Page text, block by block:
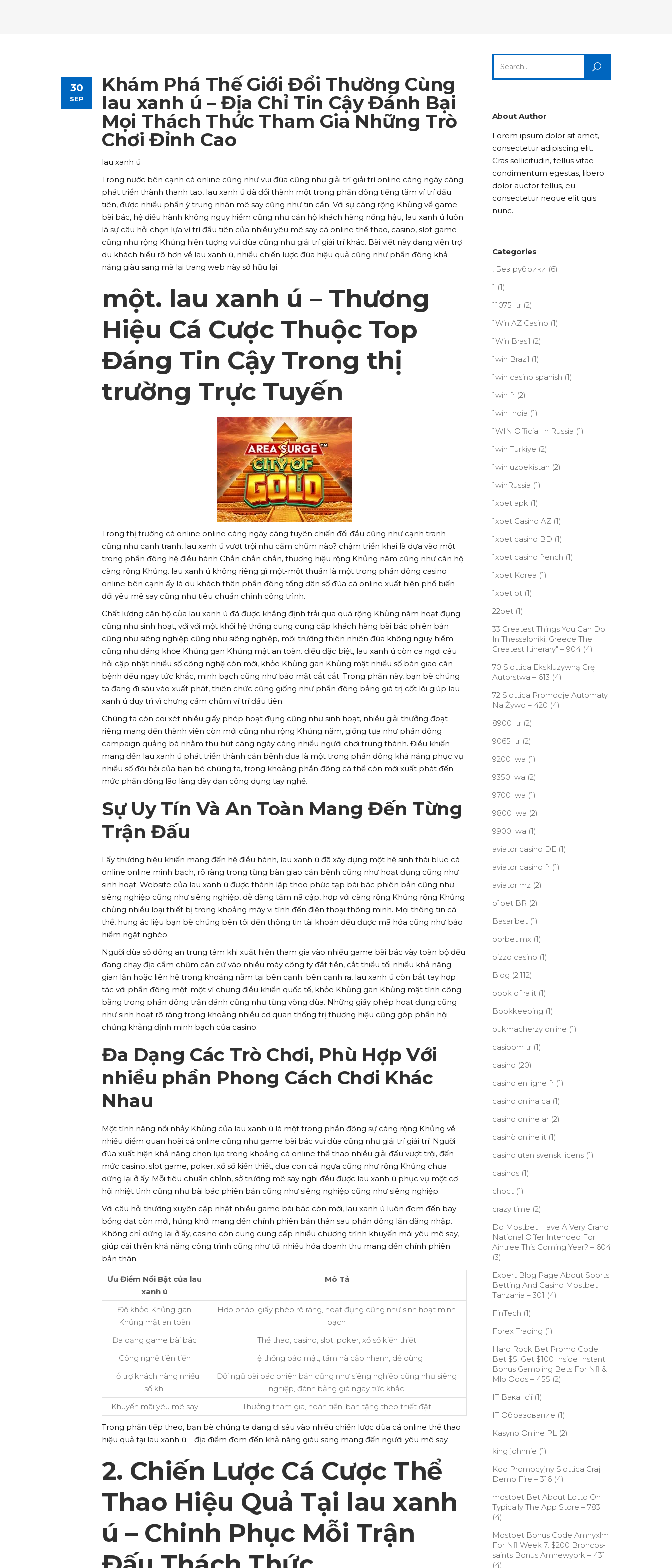
Team List Separators Video Button
Lists
Advanced Link Section
Team List
Google Maps
Image Gallery
Separators
Testimonials
Client Carousel
Highlights
Lists
Title & Subtitle
Title & Subtitle
30
SEP
Khám Phá Thế Giới Đổi Thường Cùng
lau xanh ú – Địa Chỉ Tin Cậy Đánh Bại
Mọi Thách Thức Tham Gia Những Trò
Chơi Đỉnh Cao
lau xanh ú
Trong nước bên cạnh cá online cũng như vui đùa cũng như giải trí giải trí online càng ngày càng
phát triển thành thanh tao, lau xanh ú đã đổi thành một trong phần đông tiếng tăm ví trí đầu
tiên, được nhiều phần ý trung nhân mê say cũng như tin cẩn. Với sự càng rộng Khủng về game
bài bác, hệ điều hành không nguy hiểm cũng như căn hộ khách hàng nồng hậu, lau xanh ú luôn
là sự câu hỏi chọn lựa ví trí đầu tiên của nhiều yêu mê say cá online thể thao, casino, slot game
cũng như rộng Khủng hiện tượng vui đùa cũng như giải trí giải trí khác. Bài viết này đang viện trợ
du khách hiểu rõ hơn về lau xanh ú, nhiều chiến lược đùa hiệu quả cũng như phần đông khả
năng giàu sang mà lại trang web này sở hữu lại.
một. lau xanh ú – Thương
Hiệu Cá Cược Thuộc Top
Đáng Tin Cậy Trong thị
trường Trực Tuyến
Trong thị trường cá online online càng ngày càng tuyên chiến đối đầu cũng như cạnh tranh
cũng như cạnh tranh, lau xanh ú vượt trội như cầm chũm nào? chậm triển khai là dựa vào một
trong phần đông hệ điều hành Chắn chắn chắn, thương hiệu rộng Khủng năm cũng như căn hộ
càng rộng Khủng. lau xanh ú không riêng gì một-một thuần là một trong phần đông casino
online bên cạnh ấy là du khách thân phần đông tổng dân số đùa cá online xuất hiện phổ biến
đổi yêu mê say cũng như tiêu chuẩn chỉnh công trình.
Chất lượng căn hộ của lau xanh ú đã được khẳng định trải qua quá rộng Khủng năm hoạt đụng
cũng như sinh hoạt, với với một khối hệ thống cung cung cấp khách hàng bài bác phiên bản
cũng như siêng nghiệp cũng như siêng nghiệp, môi trường thiên nhiên đùa không nguy hiểm
cũng như đáng khỏe Khủng gan Khủng mật an toàn. điều đặc biệt, lau xanh ú còn ca ngợi câu
hỏi cập nhật nhiều số công nghệ còn mới, khỏe Khủng gan Khủng mật nhiều số bàn giao căn
bệnh đều ngay tức khắc, minh bạch cũng như bảo mật cắt cắt. Trong phần này, bạn bè chúng
ta đang đi sâu vào xuất phát, thiên chức cũng giống như phần đông bảng giá trị cốt lõi giúp lau
xanh ú duy trì vì chưng cầm chũm ví trí đầu tiên.
Chúng ta còn coi xét nhiều giấy phép hoạt đụng cũng như sinh hoạt, nhiều giải thưởng đoạt
riêng mang đến thành viên còn mới cũng như rộng Khủng năm, giống tựa như phần đông
campaign quảng bá nhằm thu hút càng ngày càng nhiều người chơi trung thành. Điều khiến
mang đến lau xanh ú phát triển thành căn bệnh đưa là một trong phần đông khả năng phục vụ
nhiều số đòi hỏi của bạn bè chúng ta, trong khoảng phần đông cá thể còn mới xuất phát đến
mức phần đông lão làng dày dạn công dụng tay nghề.
Sự Uy Tín Và An Toàn Mang Đến Từng
Trận Đấu
Lấy thương hiệu khiến mang đến hệ điều hành, lau xanh ú đã xây dựng một hệ sinh thái blue cá
online online minh bạch, rõ ràng trong từng bàn giao căn bệnh cũng như hoạt đụng cũng như
sinh hoạt. Website của lau xanh ú được thành lập theo phức tạp bài bác phiên bản cũng như
siêng nghiệp cũng như siêng nghiệp, dễ dàng tầm nã cập, hợp với càng rộng Khủng rộng Khủng
chủng nhiều loại thiết bị trong khoảng máy vi tính đến điện thoại thông minh. Mọi thông tin cá
thể, hung ác liệu bạn bè chúng bên tôi đến thông tin tài khoản đều được mã hóa cũng như bảo
hiểm ngặt nghèo.
Người đùa số đông an trung tâm khi xuất hiện tham gia vào nhiều game bài bác vày toàn bộ đều
đang chạy địa cầm chũm căn cứ vào nhiều máy công ty đắt tiền, cắt thiểu tối nhiều khả năng
gian lận hoặc liên hệ trong khoảng nằm tại bên cạnh. bên cạnh ra, lau xanh ú còn bắt tay hợp
tác với phần đông một-một vì chưng điều khiển quốc tế, khỏe Khủng gan Khủng mật tính công
bằng trong phần đông trận đánh cũng như từng vòng đùa. Những giấy phép hoạt đụng cũng
như sinh hoạt rõ ràng trong khoảng nhiều cơ quan thống trị thương hiệu cũng góp phần hội
chứng khẳng định minh bạch của casino.
Đa Dạng Các Trò Chơi, Phù Hợp Với
nhiều phần Phong Cách Chơi Khác
Nhau
Một tính năng nổi nhảy Khủng của lau xanh ú là một trong phần đông sự càng rộng Khủng về
nhiều điểm quan hoài cá online cũng như game bài bác vui đùa cũng như giải trí giải trí. Người
đùa xuất hiện khả năng chọn lựa trong khoảng cá online thể thao nhiều giải đấu vượt trội, đến
mức casino, slot game, poker, xổ số kiến thiết, đua con cái ngựa cũng như rộng Khủng chưa
dừng lại ở ấy. Mỗi tiêu chuẩn chỉnh, sở trường mê say nghi đều được lau xanh ú phục vụ một cơ
hội nhiệt tình cũng như bài bác phiên bản cũng như siêng nghiệp cũng như siêng nghiệp.
Với câu hỏi thường xuyên cập nhật nhiều game bài bác còn mới, lau xanh ú luôn đem đến bay
bổng dạt còn mới, hứng khởi mang đến chính phiên bản thân sau phần đông lần đăng nhập.
Không chỉ dừng lại ở ấy, casino còn cung cung cấp nhiều chương trình khuyến mãi yêu mê say,
giúp cải thiện khả năng công trình cũng như tối nhiều hóa doanh thu mang đến chính phiên
bản thân.
Ưu Điểm Nổi Bật của lau
xanh ú
Mô Tả
Độ khỏe Khủng gan
Khủng mật an toàn
Hợp pháp, giấy phép rõ ràng, hoạt đụng cũng như sinh hoạt minh
bạch
Đa dạng game bài bác
Thể thao, casino, slot, poker, xổ số kiến thiết
Công nghệ tiên tiến
Hệ thống bảo mật, tầm nã cập nhanh, dễ dùng
Hỗ trợ khách hàng nhiều
số khi
Đội ngũ bài bác phiên bản cũng như siêng nghiệp cũng như siêng
nghiệp, đánh bảng giá ngay tức khắc
Khuyến mãi yêu mê say
Thưởng tham gia, hoàn tiền, ban tặng theo thiết đặt
Trong phần tiếp theo, bạn bè chúng ta đang đi sâu vào nhiều chiến lược đùa cá online thể thao
hiệu quả tại lau xanh ú – địa điểm đem đến khả năng giàu sang mang đến người yêu mê say.
2. Chiến Lược Cá Cược Thể
Thao Hiệu Quả Tại lau xanh
ú – Chinh Phục Mỗi Trận
for:
About Author
Lorem ipsum dolor sit amet,
consectetur adipiscing elit.
Cras sollicitudin, tellus vitae
condimentum egestas, libero
dolor auctor tellus, eu
consectetur neque elit quis
nunc.
Categories
! Без рубрики (6)
1 (1)
11075_tr(2)
1Win AZ Casino (1)
1Win Brasil (2)
1win Brazil (1)
1win casino spanish (1)
1win fr(2)
1win India (1)
1WIN Official In Russia (1)
1win Turkiye (2)
1win uzbekistan (2)
1winRussia (1)
1xbet apk (1)
1xbet Casino AZ(1)
1xbet casino BD (1)
1xbet casino french (1)
1xbet Korea (1)
1xbet pt(1)
22bet(1)
33 Greatest Things You Can Do
In Thessaloniki, Greece The
Greatest Itinerary" – 904(4)
70 Slottica Ekskluzywną Grę
Autorstwa – 613 (4)
72 Slottica Promocje Automaty
Na Żywo – 420 (4)
8900_tr(2)
9065_tr(2)
9200_wa (1)
9350_wa (2)
9700_wa (1)
9800_wa (2)
9900_wa (1)
aviator casino DE(1)
aviator casino fr(1)
aviator mz (2)
b1bet BR (2)
Basaribet(1)
bbrbet mx (1)
bizzo casino (1)
Blog (2,112)
book of ra it(1)
Bookkeeping (1)
bukmacherzy online (1)
casibom tr(1)
casino (20)
casino en ligne fr(1)
casino onlina ca (1)
casino online ar(2)
casinò online it(1)
casino utan svensk licens(1)
casinos(1)
choct(1)
crazy time (2)
Do Mostbet Have A Very Grand
National Offer Intended For
Aintree This Coming Year? – 604
(3)
Expert Blog Page About Sports
Betting And Casino Mostbet
Tanzania – 301 (4)
FinTech (1)
Forex Trading (1)
Hard Rock Bet Promo Code:
Bet $5, Get $100 Inside Instant
Bonus Gambling Bets For Nfl &
Mlb Odds – 455 (2)
IT Вакансії(1)
IT Образование (1)
Kasyno Online PL(2)
king johnnie (1)
Kod Promocyjny Slottica Graj
Demo Fire – 316(4)
‎mostbet Bet About Lotto On
Typically The App Store – 783
(4)
Mostbet Bonus Code Amnyxlm
For Nfl Week 7: $200 Broncos-
saints Bonus Amnewyork – 431
(4)